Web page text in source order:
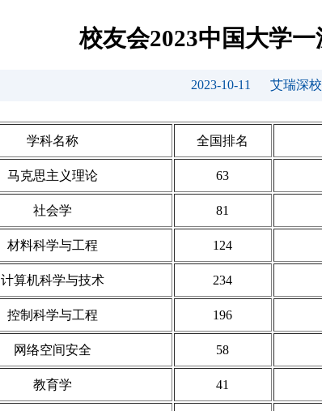
校友会2023中国大学
2023-10-11 艾瑞深校
学科名称 全国排名
马克思主义理论 63
社会学 81
材料科学与工程 124
计算机科学与技术 234
控制科学与工程 196
网络空间安全 58
教育学 41